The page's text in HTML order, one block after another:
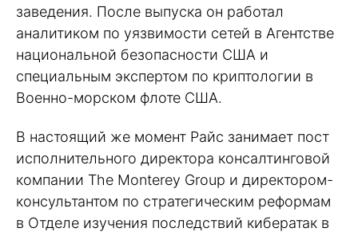
заведения. После выпуска он работал
аналитиком по уязвимости сетей в Агентстве
национальной безопасности США и
специальным экспертом по криптологии в
Военно-морском флоте США.
В настоящий же момент Райс занимает пост
исполнительного директора консалтинговой
компании The Monterey Group и директором-
консультантом по стратегическим реформам
в Отделе изучения последствий кибератак в